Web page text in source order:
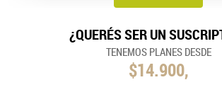
¿QUERÉS SER UN
TENEMOS PLANES DESDE
$14.900,